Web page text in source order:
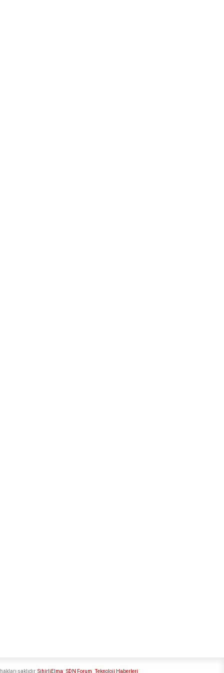
SihirliElma SDN Forum Teknoloji Haberleri
saklıdır